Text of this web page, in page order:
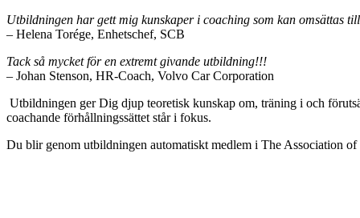
Utbildningen har gett mig kunskaper i coaching som kan omsättas
– Helena Torége, Enhetschef, SCB
Tack så mycket för en extremt givande utbildning!!!
– Johan Stenson, HR-Coach, Volvo Car Corporation
Utbildningen ger Dig djup teoretisk kunskap om, träning i och
coachande förhållningssättet står i fokus.
Du blir genom utbildningen automatiskt medlem i The Association